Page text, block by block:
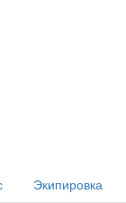
Экипировка